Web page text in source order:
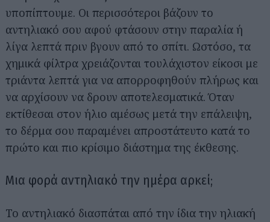
υποπίπτουμε. Οι περισσότεροι βάζουν το
αντηλιακό σου αφού φτάσουν στην παραλία ή
λίγα λεπτά πριν βγουν από το σπίτι. Ωστόσο, τα
χημικά φίλτρα χρειάζονται τουλάχιστον είκοσι με
τριάντα λεπτά για να απορροφηθούν πλήρως και
να αρχίσουν να δρουν αποτελεσματικά. Όταν
εκτίθεσαι στον ήλιο αμέσως μετά την επάλειψη,
το δέρμα σου παραμένει απροστάτευτο κατά το
πρώτο και πιο κρίσιμο διάστημα της έκθεσης.
Μια φορά αντηλιακό την ημέρα αρκεί;
Το αντηλιακό διασπάται από την ίδια την ηλιακή